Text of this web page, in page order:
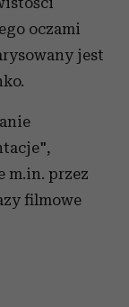
oczami
jest
m.in. przez
filmowe